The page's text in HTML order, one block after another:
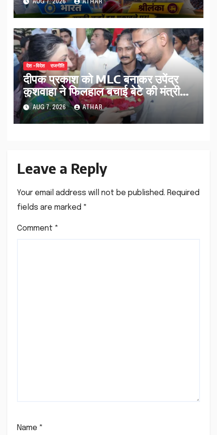
AUG 7, 2026 ATHAR
देश -विदेश राजनीति
दीपक प्रकाश को MLC बनाकर उपेंद्र
कुशवाहा ने फिलहाल बचाई बेटे की मंत्री
पद की कुर्सी मार्च 2027 के बाद क्या
होगा…
AUG 7, 2026 ATHAR
Leave a Reply
Your email address will not be published. Required
fields are marked *
Comment *
Name *